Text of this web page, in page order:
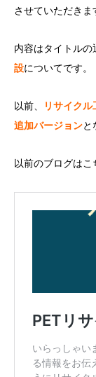
させていただきま
内容はタイトルの
設についてです。
以前、
リサイク
追加バージョンと
以前のブログはこ